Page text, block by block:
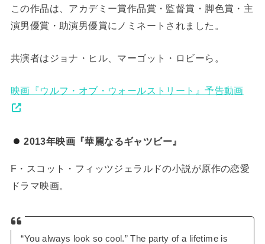
この作品は、アカデミー賞作品賞・監督賞・脚色賞・主
演男優賞・助演男優賞にノミネートされました。
共演者はジョナ・ヒル、マーゴット・ロビーら。
映画『ウルフ・オブ・ウォールストリート』予告動画
2013年映画『華麗なるギャツビー』
F・スコット・フィッツジェラルドの小説が原作の恋愛
ドラマ映画。
“You always look so cool.” The party of a lifetime is